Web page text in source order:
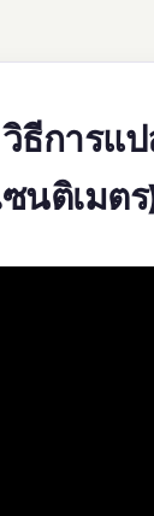
ธีการแ
นติเมตร